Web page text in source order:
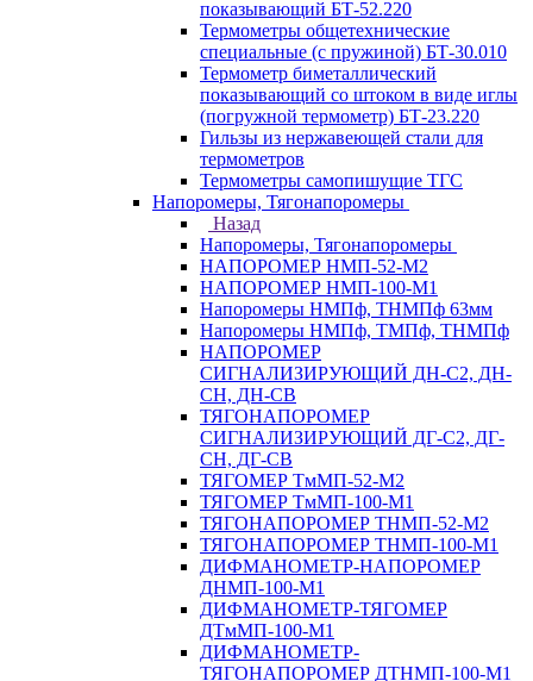
показывающий БТ-52.220
Термометры общетехнические
специальные (с пружиной) БТ-30.010
Термометр биметаллический
показывающий со штоком в виде иглы
(погружной термометр) БТ-23.220
Гильзы из нержавеющей стали для
термометров
Термометры самопишущие ТГС
Напоромеры, Тягонапоромеры
Назад
Напоромеры, Тягонапоромеры
НАПОРОМЕР НМП-52-М2
НАПОРОМЕР НМП-100-М1
Напоромеры НМПф, ТНМПф 63мм
Напоромеры НМПф, ТМПф, ТНМПф
НАПОРОМЕР
СИГНАЛИЗИРУЮЩИЙ ДН-С2, ДН-
СН, ДН-СВ
ТЯГОНАПОРОМЕР
СИГНАЛИЗИРУЮЩИЙ ДГ-С2, ДГ-
СН, ДГ-СВ
ТЯГОМЕР ТмМП-52-М2
ТЯГОМЕР ТмМП-100-М1
ТЯГОНАПОРОМЕР ТНМП-52-М2
ТЯГОНАПОРОМЕР ТНМП-100-М1
ДИФМАНОМЕТР-НАПОРОМЕР
ДНМП-100-М1
ДИФМАНОМЕТР-ТЯГОМЕР
ДТмМП-100-М1
ДИФМАНОМЕТР-
ТЯГОНАПОРОМЕР ДТНМП-100-М1